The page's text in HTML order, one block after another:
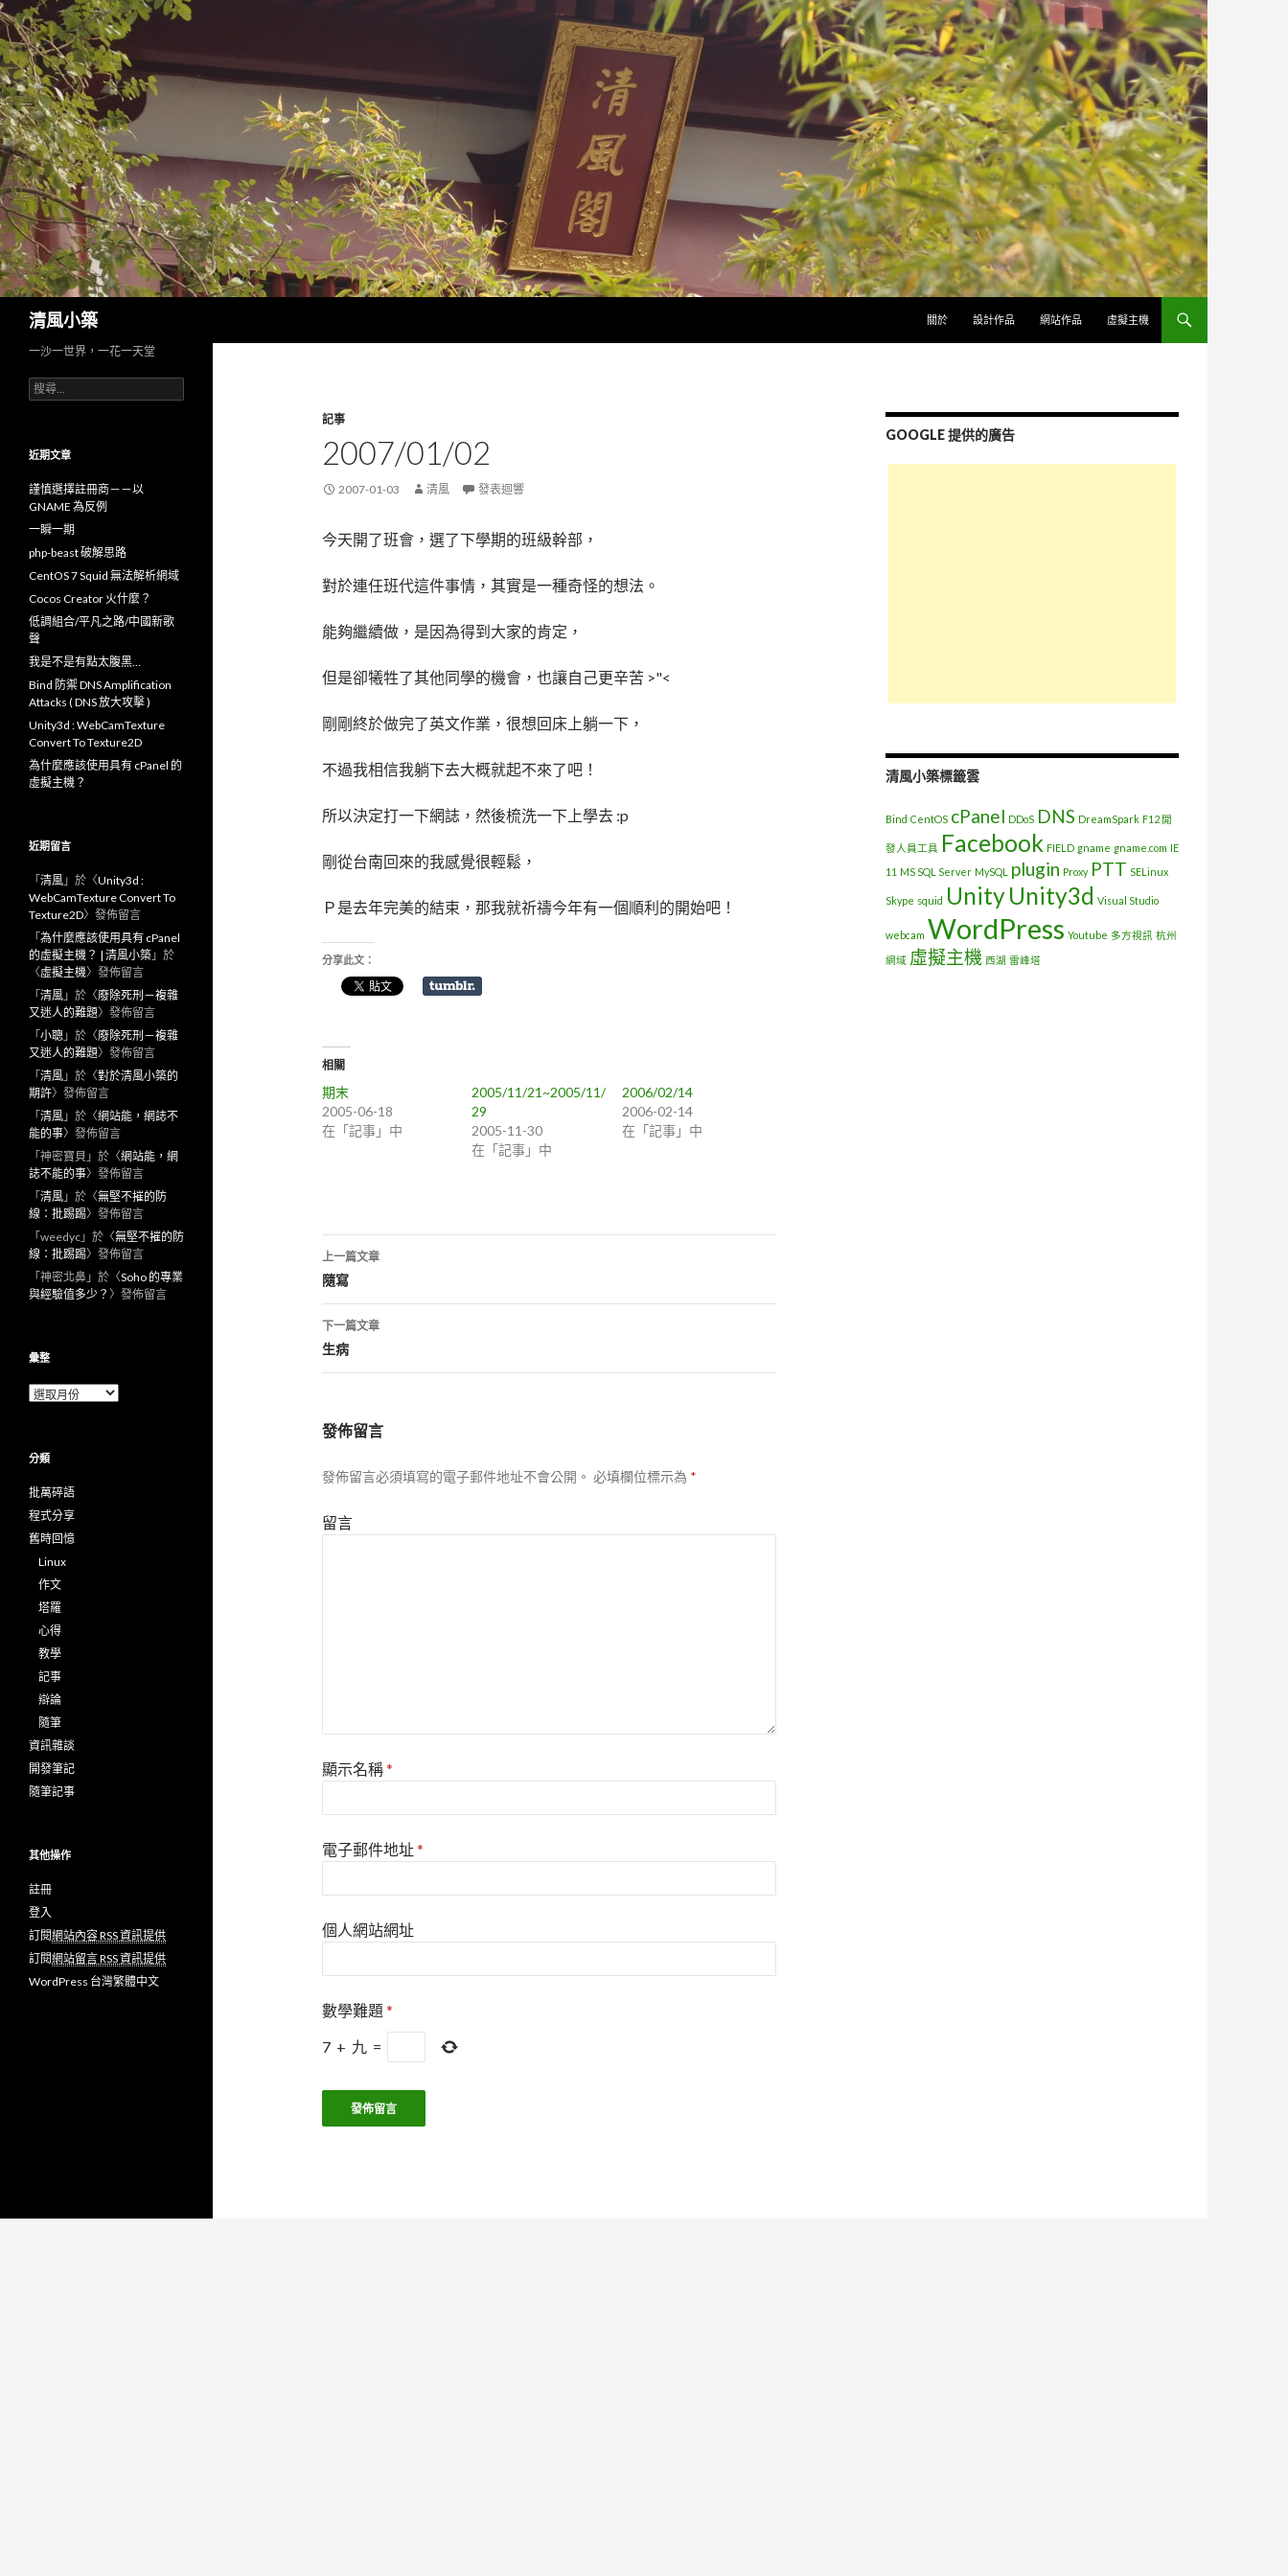
清風小築
關於
設計作品 網站作品 虛擬主機
記事
2007/01/02
2007-01-03 清風 發表迴響
今天開了班會，選了下學期的班級幹部，
對於連任班代這件事情，其實是一種奇怪的想法。
能夠繼續做，是因為得到大家的肯定，
但是卻犧牲了其他同學的機會，也讓自己更辛苦 >"<
剛剛終於做完了英文作業，很想回床上躺一下，
不過我相信我躺下去大概就起不來了吧！
所以決定打一下網誌，然後梳洗一下上學去 :p
剛從台南回來的我感覺很輕鬆，
Ｐ是去年完美的結束，那我就祈禱今年有一個順利的開始吧！
分享此文：
相關
期末
2005-06-18
在「記事」中
2005/11/21~2005/11/
29
2005-11-30
在「記事」中
2006/02/14
2006-02-14
在「記事」中
文
章
導
列
上一篇文章
隨寫
下一篇文章
生病
發佈留言
發佈留言必須填寫的電子郵件地址不會公開。 必填欄位標示為 *
留言
顯示名稱*
電子郵件地址*
個人網站網址
數學難題*
7 + 九 =
GOOGLE 提供的廣告
清風小築標籤雲
Bind CentOS cPanel DDoS DNS DreamSpark F12 開
發人員工具 Facebook FIELD gname gname.com IE
11 MS SQL Server MySQL plugin Proxy PTT SELinux
Skype squid UnityUnity3d Visual Studio
webcam WordPress Youtube 多方視訊 杭州
網域 虛擬主機 西湖 雷峰塔
一沙一世界，一花一天堂
搜
尋
字
近期文章
謹慎選擇註冊商－－以
GNAME 為反例
一瞬一期
php-beast 破解思路
CentOS 7 Squid 無法解析網域
Cocos Creator 火什麼？
低調組合/平凡之路/中國新歌
聲
我是不是有點太腹黑…
Bind 防禦 DNS Amplification
Attacks ( DNS 放大攻擊 )
Unity3d : WebCamTexture
Convert To Texture2D
為什麼應該使用具有 cPanel 的
虛擬主機？
近期留言
「 清風 」於〈Unity3d :
WebCamTexture Convert To
Texture2D〉發佈留言
「 為什麼應該使用具有 cPanel
的虛擬主機？ | 清風小築 」於
〈虛擬主機〉發佈留言
「 清風 」於〈廢除死刑－複雜
又迷人的難題〉發佈留言
「 小聰 」於〈廢除死刑－複雜
又迷人的難題〉發佈留言
「 清風 」於〈對於清風小築的
期許〉發佈留言
「 清風 」於〈網站能，網誌不
能的事〉發佈留言
「 神密寶貝 」於〈網站能，網
誌不能的事〉發佈留言
「 清風 」於〈無堅不摧的防
線：批踢踢〉發佈留言
「 weedyc 」於〈無堅不摧的防
線：批踢踢〉發佈留言
「 神密北鼻 」於〈Soho 的專業
與經驗值多少？ 〉發佈留言
彙整
彙
分類
批萬碎語
程式分享
舊時回憶
Linux
作文
塔羅
心得
教學
記事
辯論
隨筆
資訊雜談
開發筆記
隨筆記事
其他操作
註冊
登入
訂閱網站內容 RSS 資訊提供
訂閱網站留言 RSS 資訊提供
WordPress 台灣繁體中文